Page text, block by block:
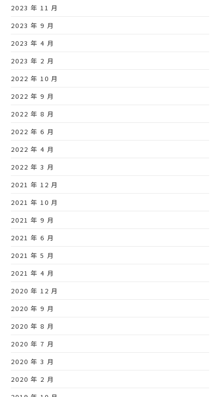
2023 年 11 月
2023 年 9 月
2023 年 4 月
2023 年 2 月
2022 年 10 月
2022 年 9 月
2022 年 8 月
2022 年 6 月
2022 年 4 月
2022 年 3 月
2021 年 12 月
2021 年 10 月
2021 年 9 月
2021 年 6 月
2021 年 5 月
2021 年 4 月
2020 年 12 月
2020 年 9 月
2020 年 8 月
2020 年 7 月
2020 年 3 月
2020 年 2 月